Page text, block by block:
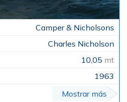
Camper & Nicholsons
Charles Nicholson
10,05 mt
1963
Mostrar más